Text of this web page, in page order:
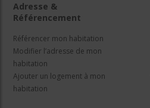
Adresse &
Référencement
Référencer mon habitation
Modifier l’adresse de mon
habitation
Ajouter un logement à mon
habitation